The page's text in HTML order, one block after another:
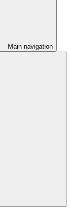
Main navigation